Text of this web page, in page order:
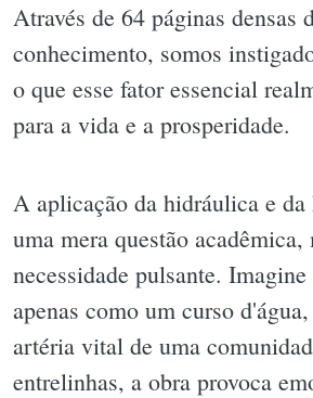
Através de 64 páginas densas
conhecimento, somos
o que esse fator essencial
para a vida e a prosperidade.
A aplicação da hidráulica e
uma mera questão acadêmica,
necessidade pulsante.
apenas como um curso
artéria vital de uma
entrelinhas, a obra provoca